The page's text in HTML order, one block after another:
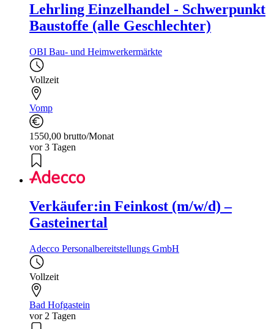
Lehrling Einzelhandel - Schwerpunkt
Baustoffe (alle Geschlechter)
OBI Bau- und Heimwerkermärkte
Vollzeit
Vomp
1550,00 brutto/Monat
vor 3 Tagen
Verkäufer:in Feinkost (m/w/d) –
Gasteinertal
Adecco Personalbereitstellungs GmbH
Vollzeit
Bad Hofgastein
vor 2 Tagen